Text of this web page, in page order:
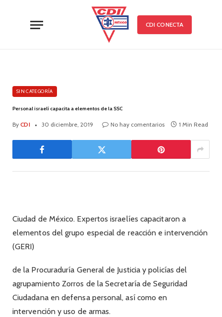
CDI CONECTA
SIN CATEGORÍA
Personal israelí capacita a elementos de la SSC
By CDI 30 diciembre, 2019 No hay comentarios 1 Min Read
Ciudad de México. Expertos israelíes capacitaron a
elementos del grupo especial de reacción e intervención
(GERI)
de la Procuraduría General de Justicia y policías del
agrupamiento Zorros de la Secretaría de Seguridad
Ciudadana en defensa personal, así como en
intervención y uso de armas.